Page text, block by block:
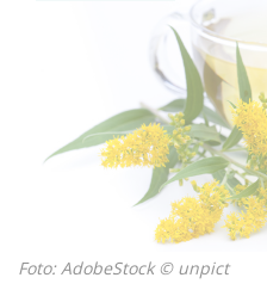
Foto: AdobeStock © unpict